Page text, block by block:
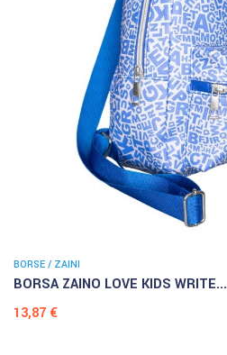
BORSE / ZAINI
BORSA ZAINO LOVE KIDS WRITE...
Prezzo
13,87 €